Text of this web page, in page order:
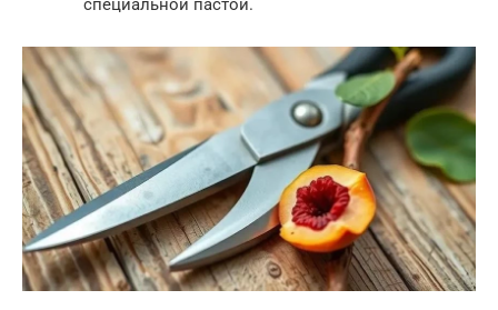
специальной пастой.